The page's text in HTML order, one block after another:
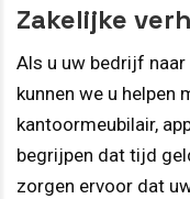
Zakelijke
Als u uw bedrijf
kunnen we u helpen
kantoormeubilair,
begrijpen dat tijd
zorgen ervoor dat